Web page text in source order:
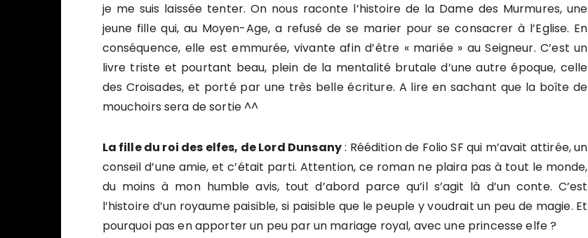
je me suis laissée tenter. On nous raconte l’histoire de la Dame des Murmures, une
jeune fille qui, au Moyen-Age, a refusé de se marier pour se consacrer à l’Eglise. En
conséquence, elle est emmurée, vivante afin d’être « mariée » au Seigneur. C’est un
livre triste et pourtant beau, plein de la mentalité brutale d’une autre époque, celle
des Croisades, et porté par une très belle écriture. A lire en sachant que la boîte de
mouchoirs sera de sortie ^^
La fille du roi des elfes, de Lord Dunsany: Réédition de Folio SF qui m’avait attirée, un
conseil d’une amie, et c’était parti. Attention, ce roman ne plaira pas à tout le monde,
du moins à mon humble avis, tout d’abord parce qu’il s’agit là d’un conte. C’est
l’histoire d’un royaume paisible, si paisible que le peuple y voudrait un peu de magie. Et
pourquoi pas en apporter un peu par un mariage royal, avec une princesse elfe ?